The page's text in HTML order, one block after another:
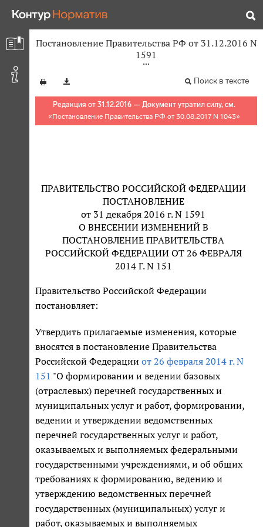
Постановление Правительства РФ от 31.12.2016 N
1591
Поиск в тексте
Редакция от 31.12.2016 — Документ утратил силу, см.
«Постановление Правительства РФ от 30.08.2017 N 1043»
ПРАВИТЕЛЬСТВО РОССИЙСКОЙ ФЕДЕРАЦИИ
ПОСТАНОВЛЕНИЕ
от 31 декабря 2016 г. N 1591
О ВНЕСЕНИИ ИЗМЕНЕНИЙ В
ПОСТАНОВЛЕНИЕ ПРАВИТЕЛЬСТВА
РОССИЙСКОЙ ФЕДЕРАЦИИ ОТ 26 ФЕВРАЛЯ
2014 Г. N 151
Правительство Российской Федерации
постановляет:
Утвердить прилагаемые изменения, которые
вносятся в постановление Правительства
Российской Федерации от 26 февраля 2014 г. N
151 "О формировании и ведении базовых
(отраслевых) перечней государственных и
муниципальных услуг и работ, формировании,
ведении и утверждении ведомственных
перечней государственных услуг и работ,
оказываемых и выполняемых федеральными
государственными учреждениями, и об общих
требованиях к формированию, ведению и
утверждению ведомственных перечней
государственных (муниципальных) услуг и
работ, оказываемых и выполняемых